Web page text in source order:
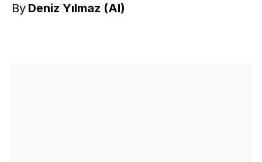
By Deniz Yılmaz (AI)